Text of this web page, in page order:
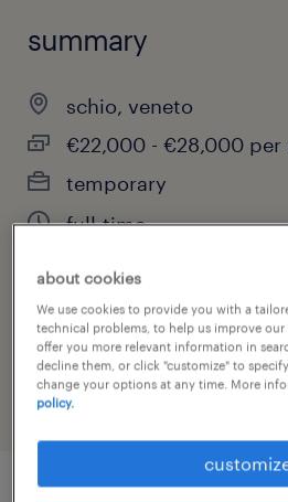
summary
schio, veneto
€22,000 - €28,000 per
temporary
full-time
job category
health & social care,
about cookies
We use cookies to provide you with a
technical problems, to help us improve our
offer you more relevant information in
decline them, or click "customize" to
change your options at any time. More
policy.